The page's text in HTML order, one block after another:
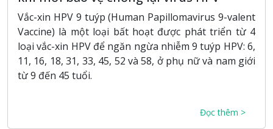
Vắc-xin HPV 9 tuýp (Human Papillomavirus 9-valent
Vaccine) là một loại bất hoạt được phát triển từ 4
loại vắc-xin HPV để ngăn ngừa nhiễm 9 tuýp HPV: 6,
11, 16, 18, 31, 33, 45, 52 và 58, ở phụ nữ và nam giới
từ 9 đến 45 tuổi.
Đọc thêm >